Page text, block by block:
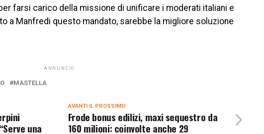
farsi carico della missione di unificare i moderati italiani e
a Manfredi questo mandato, sarebbe la migliore soluzione
ANNUNCIO
MASTELLA
AVANTI IL ​​PROSSIMO
Frode bonus edilizi, maxi sequestro da
160 milioni: coinvolte anche 29
una